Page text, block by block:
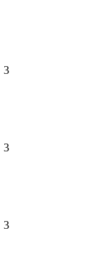
3
3
3